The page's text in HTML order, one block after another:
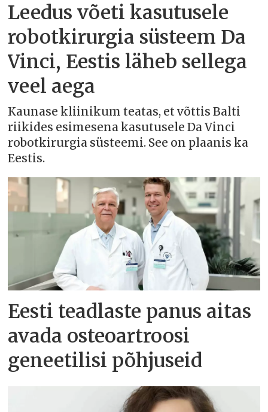
Leedus võeti kasutusele
robotkirurgia süsteem Da
Vinci, Eestis läheb sellega
veel aega
Kaunase kliinikum teatas, et võttis Balti
riikides esimesena kasutusele Da Vinci
robotkirurgia süsteemi. See on plaanis ka
Eestis.
Eesti teadlaste panus aitas
avada osteoartroosi
geneetilisi põhjuseid